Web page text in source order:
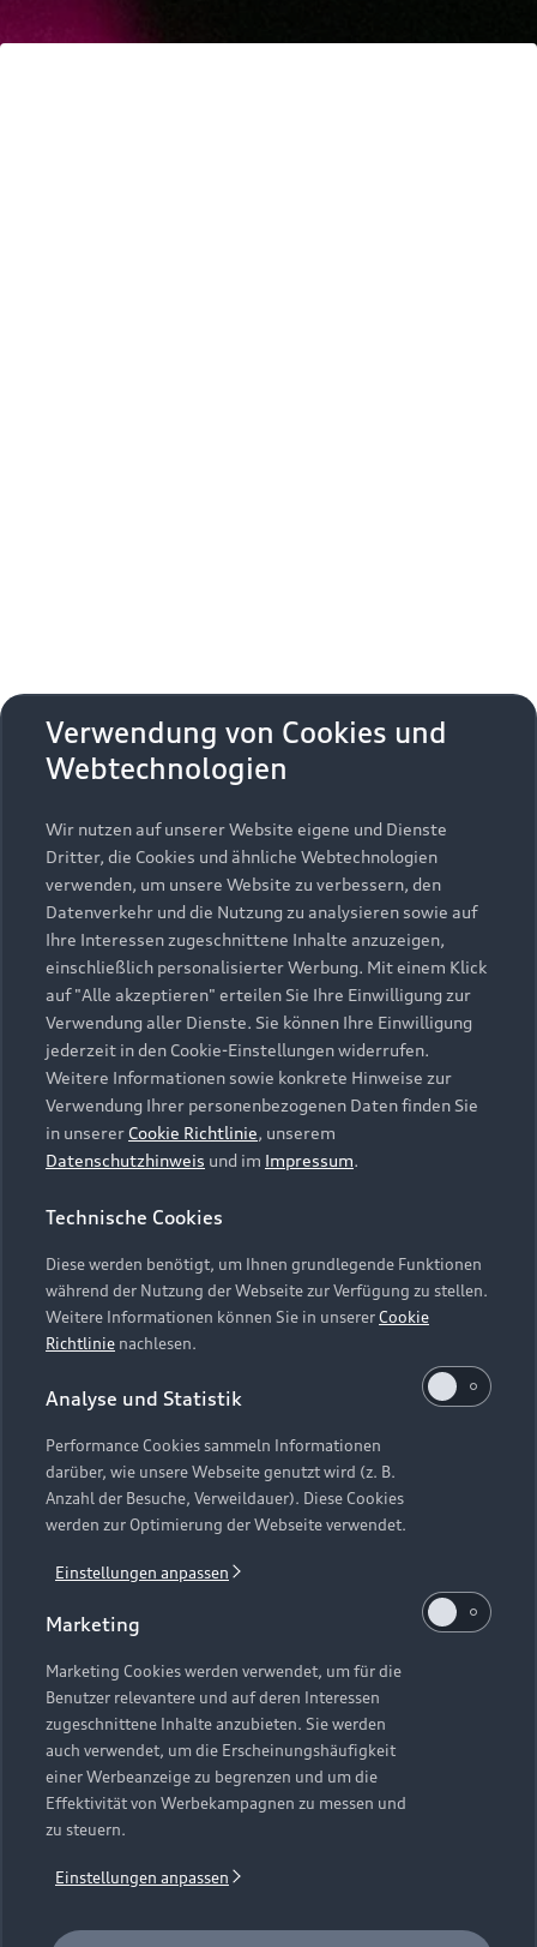
Verwendung von Cookies und
Webtechnologien
Wir nutzen auf unserer Website eigene und Dienste
Dritter, die Cookies und ähnliche Webtechnologien
verwenden, um unsere Website zu verbessern, den
Datenverkehr und die Nutzung zu analysieren sowie auf
Ihre Interessen zugeschnittene Inhalte anzuzeigen,
einschließlich personalisierter Werbung. Mit einem Klick
auf "Alle akzeptieren" erteilen Sie Ihre Einwilligung zur
Verwendung aller Dienste. Sie können Ihre Einwilligung
jederzeit in den Cookie-Einstellungen widerrufen.
Weitere Informationen sowie konkrete Hinweise zur
Verwendung Ihrer personenbezogenen Daten finden Sie
in unserer Cookie Richtlinie, unserem
Datenschutzhinweis und im Impressum.
Technische Cookies
Diese werden benötigt, um Ihnen grundlegende Funktionen
während der Nutzung der Webseite zur Verfügung zu stellen.
Weitere Informationen können Sie in unsererCookie
Richtlinie nachlesen.
Analyse und Statistik
Performance Cookies sammeln Informationen
darüber, wie unsere Webseite genutzt wird (z. B.
Anzahl der Besuche, Verweildauer). Diese Cookies
werden zur Optimierung der Webseite verwendet.
Einstellungen anpassen
Marketing
Marketing Cookies werden verwendet, um für die
Benutzer relevantere und auf deren Interessen
zugeschnittene Inhalte anzubieten. Sie werden
auch verwendet, um die Erscheinungshäufigkeit
einer Werbeanzeige zu begrenzen und um die
Effektivität von Werbekampagnen zu messen und
zu steuern.
Einstellungen anpassen